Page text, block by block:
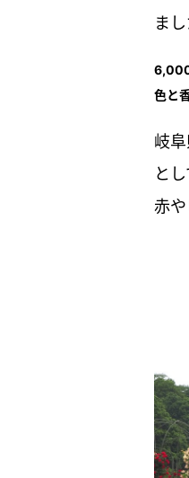
まし
色と
岐
と
赤